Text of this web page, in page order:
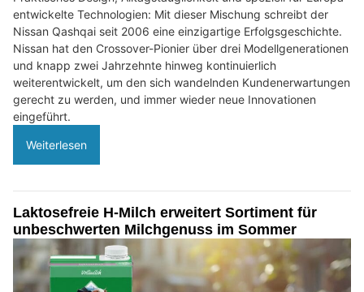
entwickelte Technologien: Mit dieser Mischung schreibt der
Nissan Qashqai seit 2006 eine einzigartige Erfolgsgeschichte.
Nissan hat den Crossover-Pionier über drei Modellgenerationen
und knapp zwei Jahrzehnte hinweg kontinuierlich
weiterentwickelt, um den sich wandelnden Kundenerwartungen
gerecht zu werden, und immer wieder neue Innovationen
eingeführt.
Weiterlesen
Laktosefreie H-Milch erweitert Sortiment für
unbeschwerten Milchgenuss im Sommer